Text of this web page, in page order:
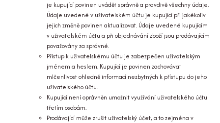
je kupující povinen uvádět správně a pravdivě všechny údaje.
Údaje uvedené v uživatelském účtu je kupující při jakékoliv
jejich změně povinen aktualizovat. Údaje uvedené kupujícím
v uživatelském účtu a při objednávání zboží jsou prodávajícím
považovány za správné.
Přístup k uživatelskému účtu je zabezpečen uživatelským
jménem a heslem. Kupující je povinen zachovávat
mlčenlivost ohledně informací nezbytných k přístupu do jeho
uživatelského účtu.
Kupující není oprávněn umožnit využívání uživatelského účtu
třetím osobám.
Prodávající může zrušit uživatelský účet, a to zejména v